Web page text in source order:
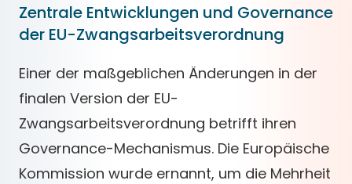
Zentrale Entwicklungen und Governance
der EU-Zwangsarbeitsverordnung
Einer der maßgeblichen Änderungen in der
finalen Version der EU-
Zwangsarbeitsverordnung betrifft ihren
Governance-Mechanismus. Die Europäische
Kommission wurde ernannt, um die Mehrheit